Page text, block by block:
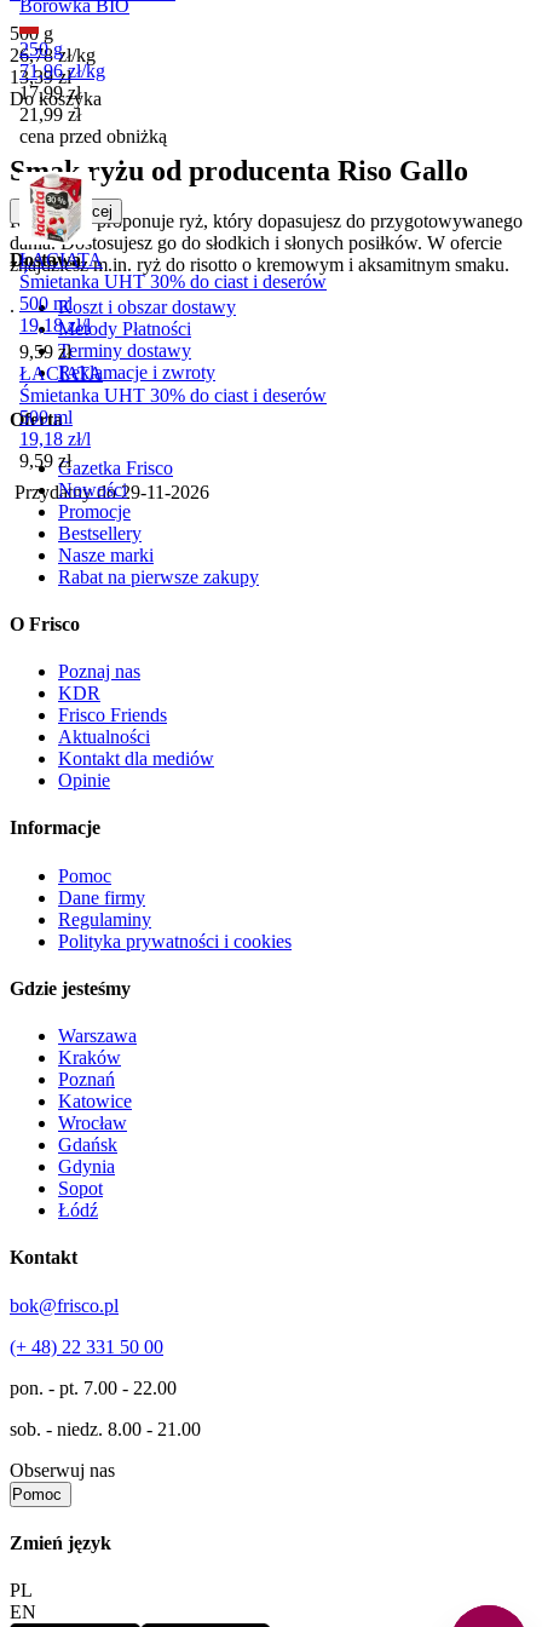
Borówka BIO
250 g
71,96 zł/kg
Cena promocyjna
17,99 zł
21,99 zł
cena przed obniżką
ŁACIATA
Śmietanka UHT 30% do ciast i deserów
500 ml
19,18 zł/l
Cena
9,59 zł
ŁACIATA
Śmietanka UHT 30% do ciast i deserów
500 ml
19,18 zł/l
Cena
9,59 zł
Przydatny do29-11-2026
500 g
26,78 zł/kg
Cena
13,39 zł
Do koszyka
Smak ryżu od producenta Riso Gallo
Riso Gallo proponuje ryż, który dopasujesz do przygotowywanego
dania. Dostosujesz go do słodkich i słonych posiłków. W ofercie
znajdziesz m.in. ryż do risotto o kremowym i aksamitnym smaku.
.
Czytaj wiecej
Dostawa
Koszt i obszar dostawy
Metody Płatności
Terminy dostawy
Reklamacje i zwroty
Oferta
Gazetka Frisco
Nowości
Promocje
Bestsellery
Nasze marki
Rabat na pierwsze zakupy
O Frisco
Poznaj nas
KDR
Frisco Friends
Aktualności
Kontakt dla mediów
Opinie
Informacje
Pomoc
Dane firmy
Regulaminy
Polityka prywatności i cookies
Gdzie jesteśmy
Warszawa
Kraków
Poznań
Katowice
Wrocław
Gdańsk
Gdynia
Sopot
Łódź
Kontakt
bok@frisco.pl
(+ 48) 22 331 50 00
pon. - pt. 7.00 - 22.00
sob. - niedz. 8.00 - 21.00
Obserwuj nas
Pomoc
Zmień język
PL
EN